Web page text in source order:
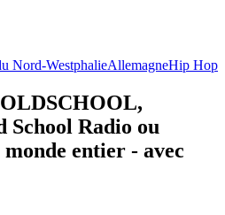
Nord-WestphalieAllemagneHip Hop
School Radio ou
entier - avec